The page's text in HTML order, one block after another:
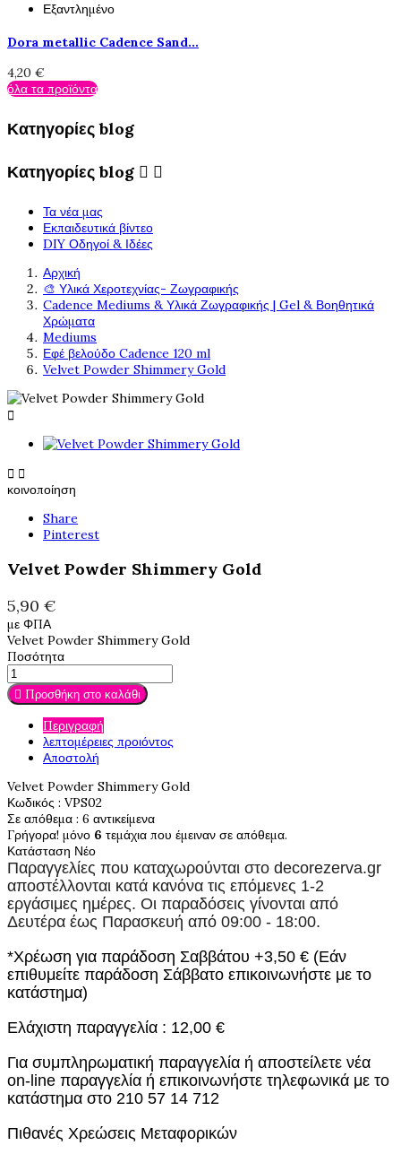
Εξαντλημένο
Dora metallic Cadence Sand...
4,20 €
όλα τα προϊόντα
Κατηγορίες blog
Κατηγορίες blog  
Τα νέα μας
Εκπαιδευτικά βίντεο
DIY Οδηγοί & Ιδέες
Αρχική
🎨 Υλικά Χεροτεχνίας- Ζωγραφικής
Cadence Mediums & Υλικά Ζωγραφικής | Gel & Βοηθητικά
Χρώματα
Mediums
Εφέ βελούδο Cadence 120 ml
Velvet Powder Shimmery Gold

 
κοινοποίηση
Share
Pinterest
Velvet Powder Shimmery Gold
5,90 €
με ΦΠΑ
Velvet Powder Shimmery Gold
Ποσότητα
 Προσθήκη στο καλάθι
Περιγραφή
λεπτομέρειες προιόντος
Αποστολή
Velvet Powder Shimmery Gold
Κωδικός : VPS02
Σε απόθεμα : 6 αντικείμενα
Γρήγορα! μόνο 6 τεμάχια που έμειναν σε απόθεμα.
Κατάσταση Νέο
Παραγγελίες που καταχωρούνται στο decorezerva.gr
αποστέλλονται κατά κανόνα τις επόμενες 1-2
εργάσιμες ημέρες. Οι παραδόσεις γίνονται από
Δευτέρα έως Παρασκευή από 09:00 - 18:00.
*Χρέωση για παράδοση Σαββάτου +3,50 € (Εάν
επιθυμείτε παράδοση Σάββατο επικοινωνήστε με το
κατάστημα)
Ελάχιστη παραγγελία : 12,00 €
Για συμπληρωματική παραγγελία ή αποστείλετε νέα
on-line παραγγελία ή επικοινωνήστε τηλεφωνικά με το
κατάστημα στο 210 57 14 712
Πιθανές Χρεώσεις Μεταφορικών